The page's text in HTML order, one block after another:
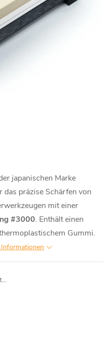
japanischen Marke
das präzise Schärfen von
mit einer
#3000. Enthält einen
Gummi.